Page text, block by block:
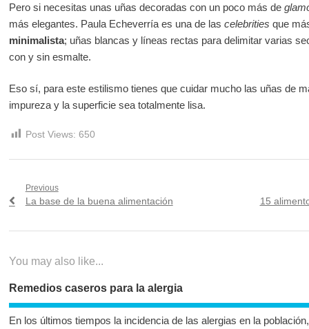
Pero si necesitas unas uñas decoradas con un poco más de
más elegantes. Paula Echeverría es una de las celebrities que
minimalista; uñas blancas y líneas rectas para delimitar varias
con y sin esmalte.
Eso sí, para este estilismo tienes que cuidar mucho las uñas de
impureza y la superficie sea totalmente lisa.
Post Views: 650
Navegación
Previous
Previous
La base de la buena alimentación
Next
15
You may also like...
Remedios caseros para la alergia
En los últimos tiempos la incidencia de las alergias en la